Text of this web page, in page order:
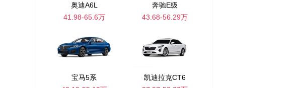
奥迪A6L
41.98-65.6万
奔驰E级
43.68-56.29万
宝马5系
凯迪拉克CT6